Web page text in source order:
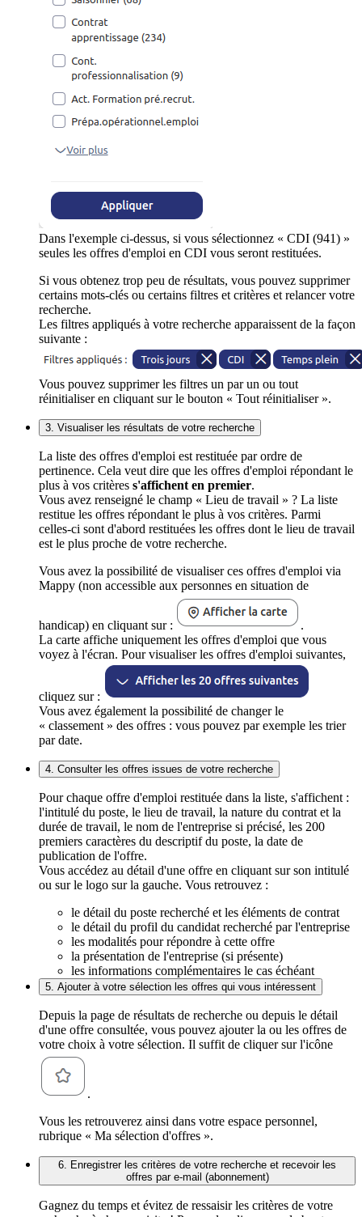
Dans l'exemple ci-dessus, si vous sélectionnez « CDI (941) »
seules les offres d'emploi en CDI vous seront restituées.
Si vous obtenez trop peu de résultats, vous pouvez supprimer
certains mots-clés ou certains filtres et critères et relancer votre
recherche.
Les filtres appliqués à votre recherche apparaissent de la façon
suivante :
Vous pouvez supprimer les filtres un par un ou tout
réinitialiser en cliquant sur le bouton « Tout réinitialiser ».
3. Visualiser les résultats de votre recherche
La liste des offres d'emploi est restituée par ordre de
pertinence. Cela veut dire que les offres d'emploi répondant le
plus à vos critères s'affichent en premier.
Vous avez renseigné le champ « Lieu de travail » ? La liste
restitue les offres répondant le plus à vos critères. Parmi
celles-ci sont d'abord restituées les offres dont le lieu de travail
est le plus proche de votre recherche.
Vous avez la possibilité de visualiser ces offres d'emploi via
Mappy (non accessible aux personnes en situation de
handicap) en cliquant sur :
.
La carte affiche uniquement les offres d'emploi que vous
voyez à l'écran. Pour visualiser les offres d'emploi suivantes,
cliquez sur :
Vous avez également la possibilité de changer le
« classement » des offres : vous pouvez par exemple les trier
par date.
4. Consulter les offres issues de votre recherche
Pour chaque offre d'emploi restituée dans la liste, s'affichent :
l'intitulé du poste, le lieu de travail, la nature du contrat et la
durée de travail, le nom de l'entreprise si précisé, les 200
premiers caractères du descriptif du poste, la date de
publication de l'offre.
Vous accédez au détail d'une offre en cliquant sur son intitulé
ou sur le logo sur la gauche. Vous retrouvez :
le détail du poste recherché et les éléments de contrat
le détail du profil du candidat recherché par l'entreprise
les modalités pour répondre à cette offre
la présentation de l'entreprise (si présente)
les informations complémentaires le cas échéant
5. Ajouter à votre sélection les offres qui vous intéressent
Depuis la page de résultats de recherche ou depuis le détail
d'une offre consultée, vous pouvez ajouter la ou les offres de
votre choix à votre sélection. Il suffit de cliquer sur l'icône
.
Vous les retrouverez ainsi dans votre espace personnel,
rubrique « Ma sélection d'offres ».
6. Enregistrer les critères de votre recherche et recevoir les
offres par e-mail (abonnement)
Gagnez du temps et évitez de ressaisir les critères de votre